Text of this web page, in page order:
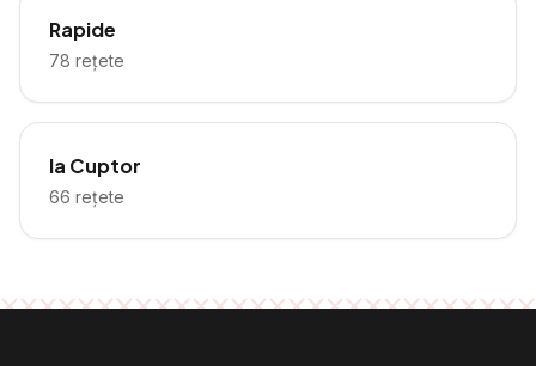
Rapide
78 rețete
la Cuptor
66 rețete